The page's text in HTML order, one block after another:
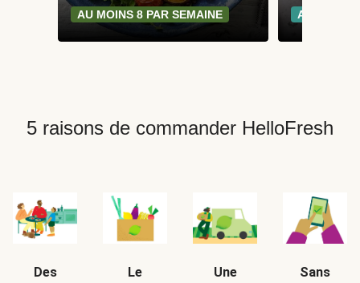
AU MOINS 8 PAR SEMAINE AU MOINS
5 raisons de commander HelloFresh
Des
Le
Une
Sans